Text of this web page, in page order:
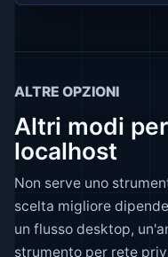
ALTRE OPZIONI
Altri modi
localhost
Non serve uno
scelta migliore
un flusso desktop,
strumento per rete